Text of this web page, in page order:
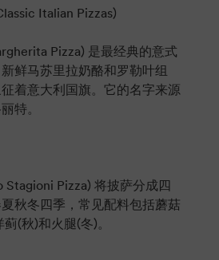
Italian Pizzas)
Pizza) 是最经典的意式
鲜马苏里拉奶酪和罗勒叶组
着意大利国旗。它的名字来源
特。
Stagioni Pizza) 将披萨分成四
秋冬四季，常见配料包括蘑菇
(秋)和火腿(冬)。